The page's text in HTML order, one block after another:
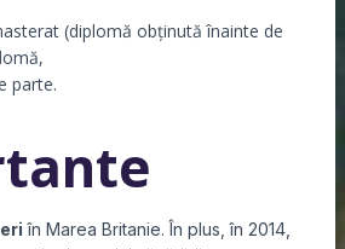
(diplomă obținută înainte de
parte.
în Marea Britanie. În plus, în 2014,